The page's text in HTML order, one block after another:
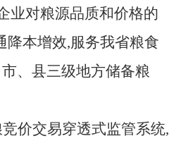
业对粮源品质和价格的
降本增效,服务我省粮食
、县三级地方储备粮
价交易穿透式监管系统,